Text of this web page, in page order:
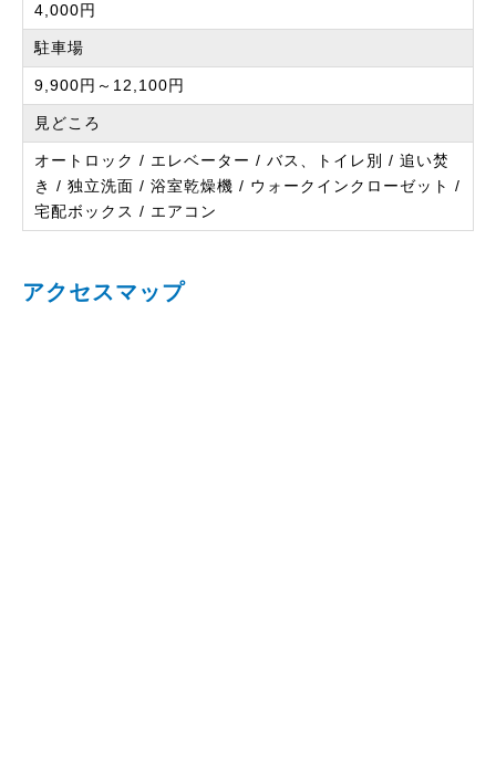
4,000円
駐車場
9,900円～12,100円
見どころ
オートロック / エレベーター / バス、トイレ別 / 追い焚
き / 独立洗面 / 浴室乾燥機 / ウォークインクローゼット /
宅配ボックス / エアコン
アクセスマップ